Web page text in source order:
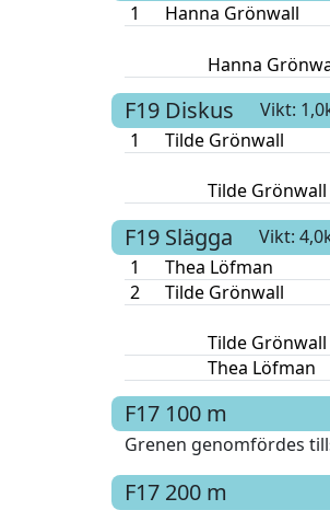
1
Hanna Grönwall
Hanna
F19 Diskus Vikt:
1
Tilde Grönwall
Tilde Grönwall
F19 Slägga Vikt:
1
Thea Löfman
2
Tilde Grönwall
Tilde Grönwall
Thea Löfman
F17 100 m
Grenen genomfördes
F17 200 m